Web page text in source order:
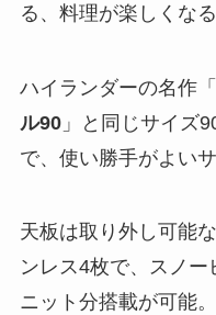
る、料理が楽しくな
ハイランダーの名作「
ル90」と同じサイズ
で、使い勝手がよい
天板は取り外し可能
ンレス4枚で、スノ
ニット分搭載が可能